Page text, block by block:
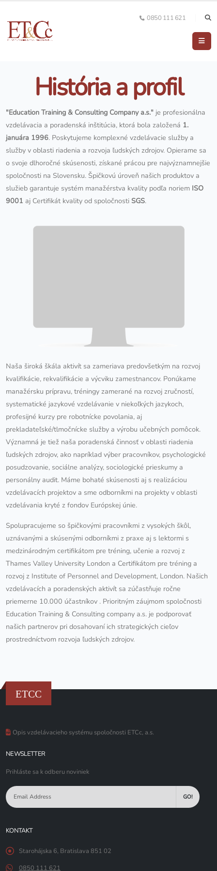
0850 111 621
História a profil
"Education Training & Consulting Company a.s." je profesionálna
vzdelávacia a poradenská inštitúcia, ktorá bola založená 1.
januára 1996. Poskytujeme komplexné vzdelávacie služby a
služby v oblasti riadenia a rozvoja ľudských zdrojov. Opierame sa
o svoje dlhoročné skúsenosti, získané prácou pre najvýznamnejšie
spoločnosti na Slovensku. Špičkovú úroveň našich produktov a
služieb garantuje systém manažérstva kvality podľa noriem ISO
9001 aj Certifikát kvality od spoločnosti SGS.
Naša široká škála aktivít sa zameriava predovšetkým na rozvoj
kvalifikácie, rekvalifikácie a výcviku zamestnancov. Ponúkame
manažérsku prípravu, tréningy zamerané na rozvoj zručností,
systematické jazykové vzdelávanie v niekoľkých jazykoch,
profesijné kurzy pre robotnícke povolania, aj
prekladateľské/tlmočnícke služby a výrobu učebných pomôcok.
Významná je tiež naša poradenská činnosť v oblasti riadenia
ľudských zdrojov, ako napríklad výber pracovníkov, psychologické
posudzovanie, sociálne analýzy, sociologické prieskumy a
personálny audit. Máme bohaté skúsenosti aj s realizáciou
vzdelávacích projektov a sme odborníkmi na projekty v oblasti
vzdelávania kryté z fondov Európskej únie.
Spolupracujeme so špičkovými pracovníkmi z vysokých škôl,
uznávanými a skúsenými odborníkmi z praxe aj s lektormi s
medzinárodným certifikátom pre tréning, učenie a rozvoj z
Thames Valley University London a Certifikátom pre tréning a
rozvoj z Institute of Personnel and Development, London. Našich
vzdelávacích a poradenských aktivít sa zúčastňuje ročne
priemerne 10.000 účastníkov . Prioritným záujmom spoločnosti
Education Training & Consulting company a.s. je podporovať
našich partnerov pri dosahovaní ich strategických cieľov
prostredníctvom rozvoja ľudských zdrojov.
ETCC
Opis vzdelávacieho systému spoločnosti ETCc, a.s.
NEWSLETTER
Prihláste sa k odberu noviniek
GO!
KONTAKT
Starohájska 6, Bratislava 851 02
0850 111 621